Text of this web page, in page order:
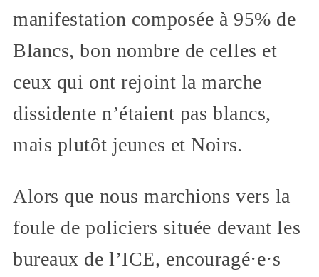
manifestation composée à 95% de
Blancs, bon nombre de celles et
ceux qui ont rejoint la marche
dissidente n’étaient pas blancs,
mais plutôt jeunes et Noirs.
Alors que nous marchions vers la
foule de policiers située devant les
bureaux de l’ICE, encouragé·e·s